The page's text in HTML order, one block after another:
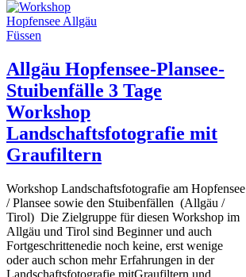
Allgäu Hopfensee-Plansee-
Stuibenfälle 3 Tage
Workshop
Landschaftsfotografie mit
Graufiltern
Workshop Landschaftsfotografie am Hopfensee
/ Plansee sowie den Stuibenfällen (Allgäu /
Tirol) Die Zielgruppe für diesen Workshop im
Allgäu und Tirol sind Beginner und auch
Fortgeschrittenedie noch keine, erst wenige
oder auch schon mehr Erfahrungen in der
Landschaftsfotografie mitGraufiltern und